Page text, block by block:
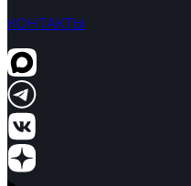
КОНТАКТЫ